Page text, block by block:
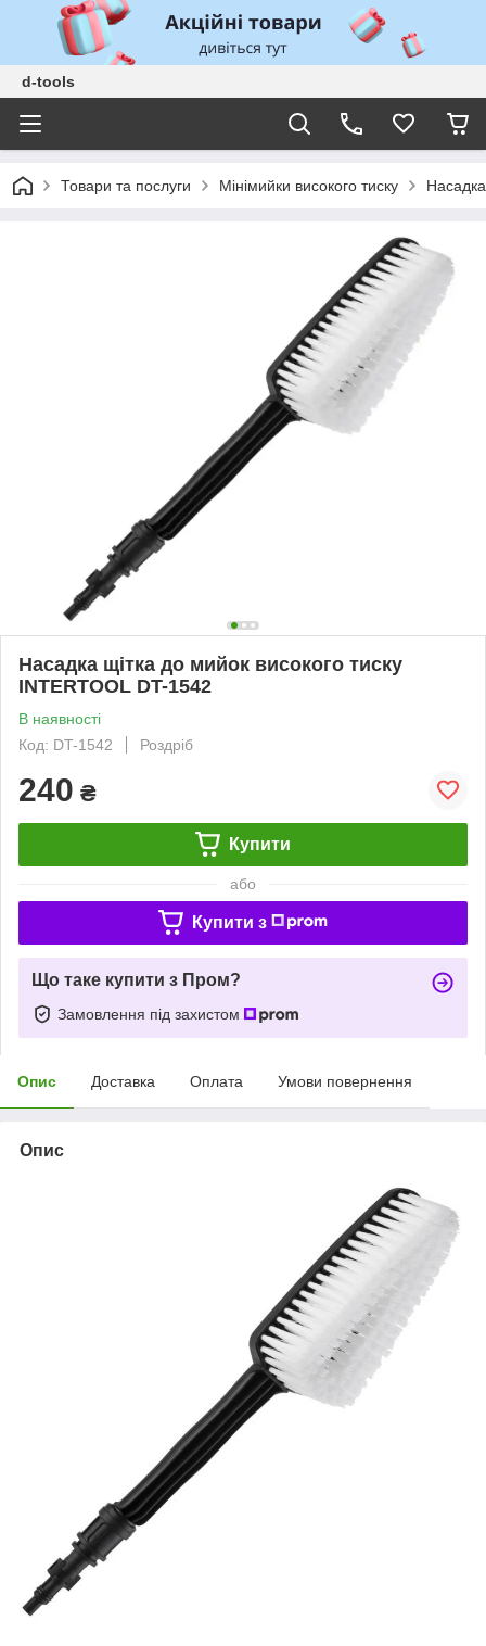
d-tools
Товари та послуги Мінімийки високого тиску
Насадка щітка до мийок високого тиску
INTERTOOL DT-1542
В наявності
Код: DT-1542
Роздріб
240 ₴
Купити
або
Купити з
Що таке купити з Пром?
Замовлення під захистом
Опис Доставка Оплата Умови повернення
Опис